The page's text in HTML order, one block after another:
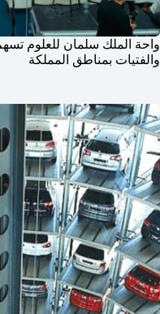
والفتيات بمناطق المملكة